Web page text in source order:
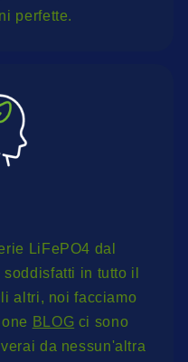
perfette.
LiFePO4 dal
in tutto il
altri, noi facciamo
BLOG ci sono
da nessun'altra